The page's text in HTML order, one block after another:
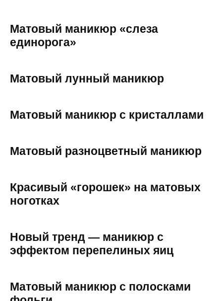
Матовый маникюр «слеза
единорога»
Матовый лунный маникюр
Матовый маникюр с кристаллами
Матовый разноцветный маникюр
Красивый «горошек» на матовых
ноготках
Новый тренд — маникюр с
эффектом перепелиных яиц
Матовый маникюр с полосками